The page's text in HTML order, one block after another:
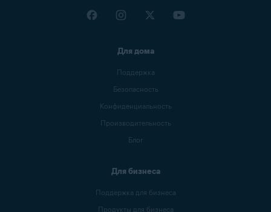
Для дома
Поддержка
Безопасность
Конфиденциальность
Производи­тельность
Блог
Для бизнеса
Поддержка для бизнеса
Продукты для бизнеса